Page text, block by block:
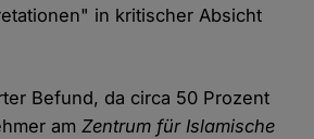
in kritischer Absicht
Befund, da circa 50 Prozent
amZentrum für Islamische